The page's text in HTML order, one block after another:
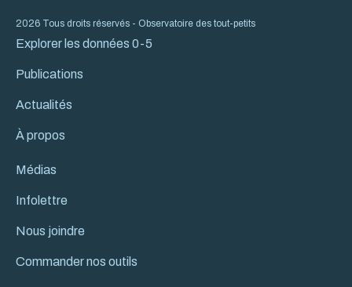
2026 Tous droits réservés - Observatoire des tout-petits
Explorer les données 0-5
Publications
Actualités
À propos
Médias
Infolettre
Nous joindre
Commander nos outils